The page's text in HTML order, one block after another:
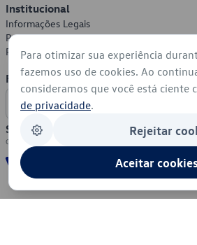
Institucional
Informações Legais
Política de Privacidade
Política de Cookies
Formas de Pagamento
Segurança
Para otimizar sua experiência
fazemos uso de cookies. Ao
consideramos que você está ciente
de privacidade.
Rejeitar
Aceitar